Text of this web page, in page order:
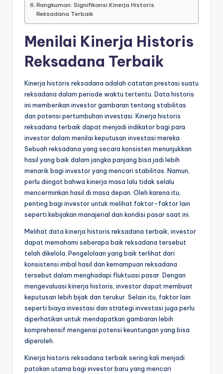
Rangkuman: Signifikansi Kinerja Historis
Reksadana Terbaik
Menilai Kinerja Historis
Reksadana Terbaik
Kinerja historis reksadana adalah catatan prestasi suatu
reksadana dalam periode waktu tertentu. Data historis
ini memberikan investor gambaran tentang stabilitas
dan potensi pertumbuhan investasi. Kinerja historis
reksadana terbaik dapat menjadi indikator bagi para
investor dalam menilai keputusan investasi mereka.
Sebuah reksadana yang secara konsisten menunjukkan
hasil yang baik dalam jangka panjang bisa jadi lebih
menarik bagi investor yang mencari stabilitas. Namun,
perlu diingat bahwa kinerja masa lalu tidak selalu
mencerminkan hasil di masa depan. Oleh karena itu,
penting bagi investor untuk melihat faktor-faktor lain
seperti kebijakan manajerial dan kondisi pasar saat ini.
Melihat data kinerja historis reksadana terbaik, investor
dapat memahami seberapa baik reksadana tersebut
telah dikelola. Pengelolaan yang baik terlihat dari
konsistensi imbal hasil dan kemampuan reksadana
tersebut dalam menghadapi fluktuasi pasar. Dengan
mengevaluasi kinerja historis, investor dapat membuat
keputusan lebih bijak dan terukur. Selain itu, faktor lain
seperti biaya investasi dan strategi investasi juga perlu
diperhatikan untuk mendapatkan gambaran lebih
komprehensif mengenai potensi keuntungan yang bisa
diperoleh.
Kinerja historis reksadana terbaik sering kali menjadi
patokan utama bagi investor baru yang mencari